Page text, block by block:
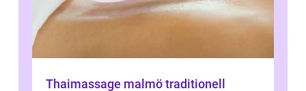
Thaimassage malmö traditionell